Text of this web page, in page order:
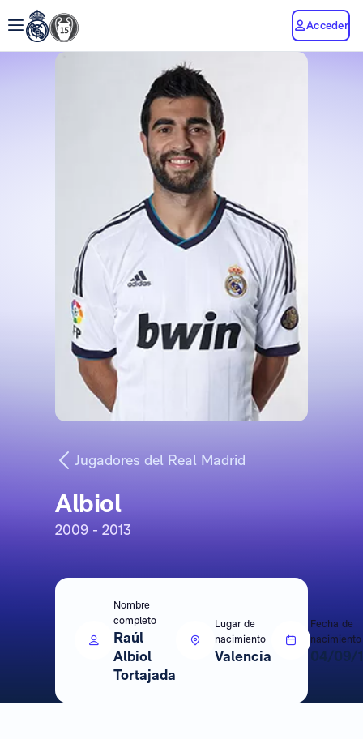
Acceder
Jugadores del Real Madrid
Albiol
2009 - 2013
Nombre
completo
Raúl
Albiol
Tortajada
Lugar de
nacimiento
Valencia
Fecha de
nacimiento
04/09/